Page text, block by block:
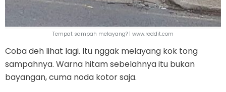
Tempat sampah melayang? | www.reddit.com
Coba deh lihat lagi. Itu nggak melayang kok tong
sampahnya. Warna hitam sebelahnya itu bukan
bayangan, cuma noda kotor saja.